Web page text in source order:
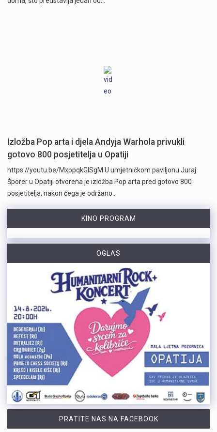
Izložba Pop arta i djela Andyja Warhola privukli
gotovo 800 posjetitelja u Opatiji
https://youtu.be/MxppqkGISgM U umjetničkom paviljonu Juraj
Šporer u Opatiji otvorena je izložba Pop arta pred gotovo 800
posjetitelja, nakon čega je održano…
KINO PROGRAM
OGLAS
PRATITE NAS NA FACEBOOK